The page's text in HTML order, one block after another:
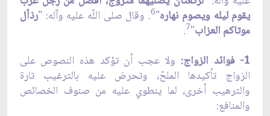
يقوم ليله ويصوم نهاره"
6. وقال صلى اللّه عليه وآله: "رذاّل
موتاكم العزاب"
7
.
1- فوائد الزواج:
ولا عجب أن تؤكد هذه النصوص على
الزواج تأكيدها الملحّ، وتحرض عليه بالترغيب تارة
والترهيب أخرى، لما ينطوي عليه من صنوف الخصائص
والمنافع: